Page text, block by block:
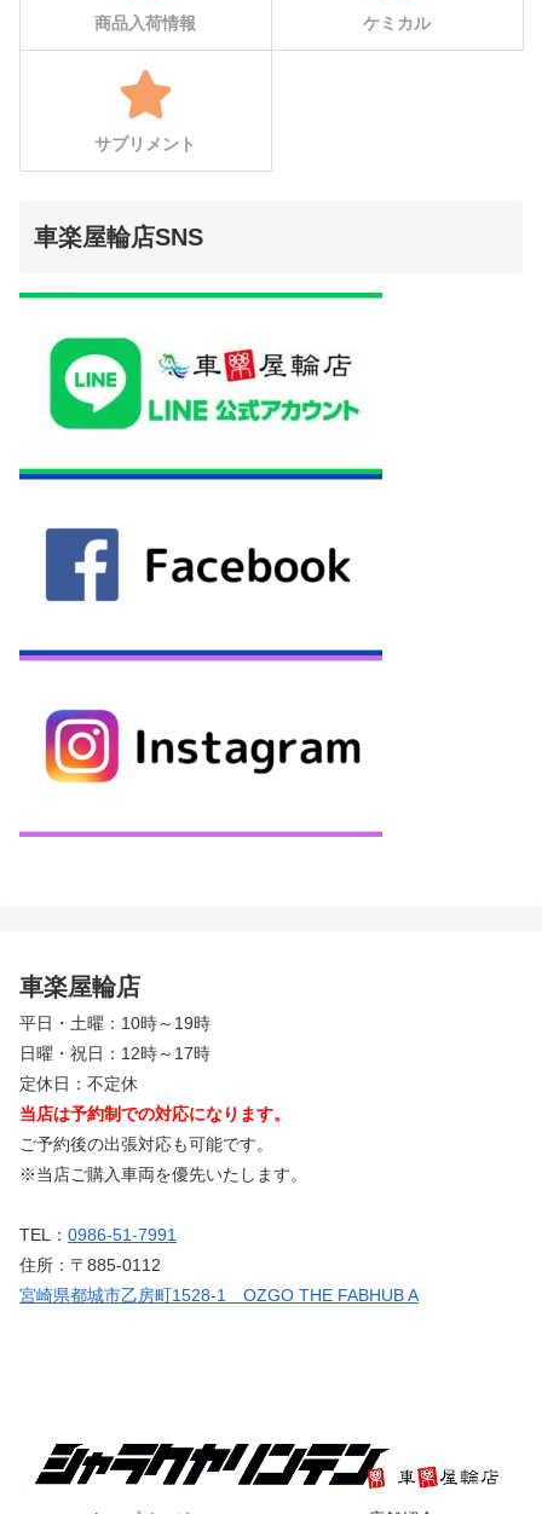
商品入荷情報 ケミカル
サプリメント
車楽屋輪店SNS
車楽屋輪店
平日・土曜：10時～19時
日曜・祝日：12時～17時
定休日：不定休
当店は予約制での対応になります。
ご予約後の出張対応も可能です。
※当店ご購入車両を優先いたします。
TEL： 0986-51-7991
住所：〒885-0112
宮崎県都城市乙房町1528-1 OZGO THE FABHUB A